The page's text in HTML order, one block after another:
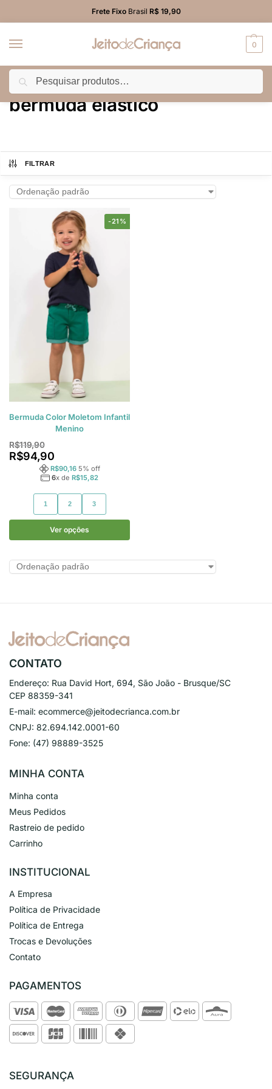
Frete FixoBrasil R$ 19,90
0
Início Produtos marcados com a tag “bermuda elástico”
bermuda elástico
FILTRAR
-21%
Bermuda Color Moletom Infantil
Menino
R$119,90
R$94,90
R$90,16 5% off
6x de R$15,82
1 2 3
Ver opções
CONTATO
Endereço: Rua David Hort, 694, São João - Brusque/SC
CEP 88359-341
E-mail: ecommerce@jeitodecrianca.com.br
CNPJ: 82.694.142.0001-60
Fone: (47) 98889-3525
MINHA CONTA
Minha conta
Meus Pedidos
Rastreio de pedido
Carrinho
INSTITUCIONAL
A Empresa
Política de Privacidade
Política de Entrega
Trocas e Devoluções
Contato
PAGAMENTOS
SEGURANÇA